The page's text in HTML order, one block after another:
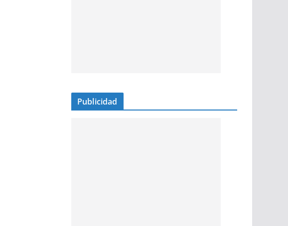
Publicidad